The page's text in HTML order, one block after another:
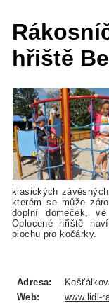
hřiště
klasických
kterém se může
doplní domeček,
Oplocené hřiště
plochu pro kočárky.
Adresa:
Web:
www.lidl-